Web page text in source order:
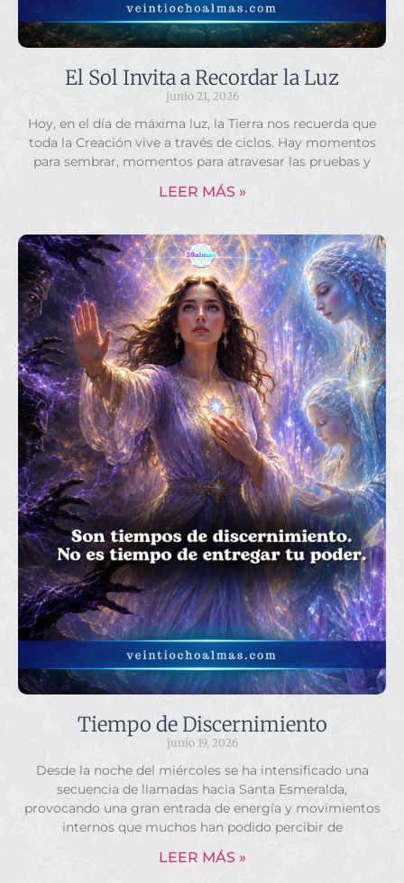
El Sol Invita a Recordar la Luz
junio 21, 2026
Hoy, en el día de máxima luz, la Tierra nos recuerda que
toda la Creación vive a través de ciclos. Hay momentos
para sembrar, momentos para atravesar las pruebas y
LEER MÁS »
Tiempo de Discernimiento
junio 19, 2026
Desde la noche del miércoles se ha intensificado una
secuencia de llamadas hacia Santa Esmeralda,
provocando una gran entrada de energía y movimientos
internos que muchos han podido percibir de
LEER MÁS »